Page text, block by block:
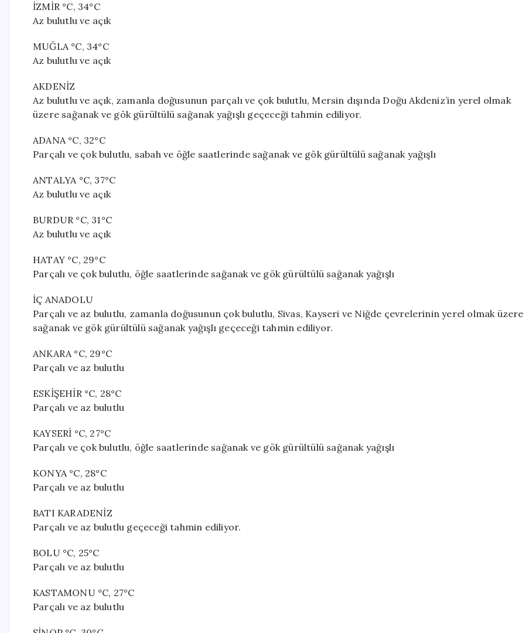
İZMİR °C, 34°C
Az bulutlu ve açık
MUĞLA °C, 34°C
Az bulutlu ve açık
AKDENİZ
Az bulutlu ve açık, zamanla doğusunun parçalı ve çok bulutlu, Mersin dışında Doğu Akdeniz’in yerel olmak
üzere sağanak ve gök gürültülü sağanak yağışlı geçeceği tahmin ediliyor.
ADANA °C, 32°C
Parçalı ve çok bulutlu, sabah ve öğle saatlerinde sağanak ve gök gürültülü sağanak yağışlı
ANTALYA °C, 37°C
Az bulutlu ve açık
BURDUR °C, 31°C
Az bulutlu ve açık
HATAY °C, 29°C
Parçalı ve çok bulutlu, öğle saatlerinde sağanak ve gök gürültülü sağanak yağışlı
İÇ ANADOLU
Parçalı ve az bulutlu, zamanla doğusunun çok bulutlu, Sivas, Kayseri ve Niğde çevrelerinin yerel olmak üzere
sağanak ve gök gürültülü sağanak yağışlı geçeceği tahmin ediliyor.
ANKARA °C, 29°C
Parçalı ve az bulutlu
ESKİŞEHİR °C, 28°C
Parçalı ve az bulutlu
KAYSERİ °C, 27°C
Parçalı ve çok bulutlu, öğle saatlerinde sağanak ve gök gürültülü sağanak yağışlı
KONYA °C, 28°C
Parçalı ve az bulutlu
BATI KARADENİZ
Parçalı ve az bulutlu geçeceği tahmin ediliyor.
BOLU °C, 25°C
Parçalı ve az bulutlu
KASTAMONU °C, 27°C
Parçalı ve az bulutlu